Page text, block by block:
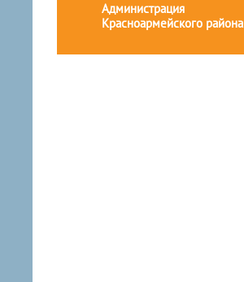
Администрация
Красноармейского района